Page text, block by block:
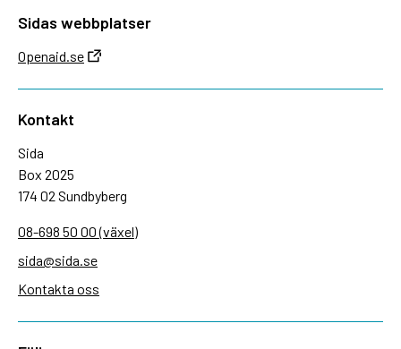
Sidas webbplatser
Openaid.se
Kontakt
Sida
Box 2025
174 02 Sundbyberg
08-698 50 00 (växel)
sida@sida.se
Kontakta oss